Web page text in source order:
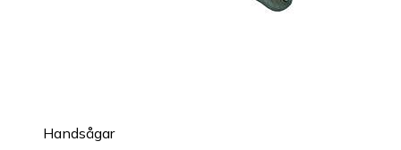
Handsågar